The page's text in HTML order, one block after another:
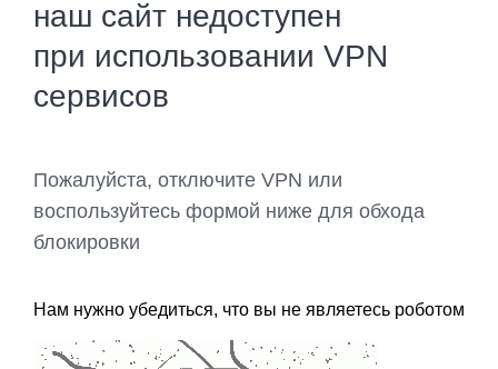
наш сайт недоступен
при использовании VPN
сервисов
Пожалуйста, отключите VPN или
воспользуйтесь формой ниже для обхода
блокировки
Нам нужно убедиться, что вы не являетесь роботом